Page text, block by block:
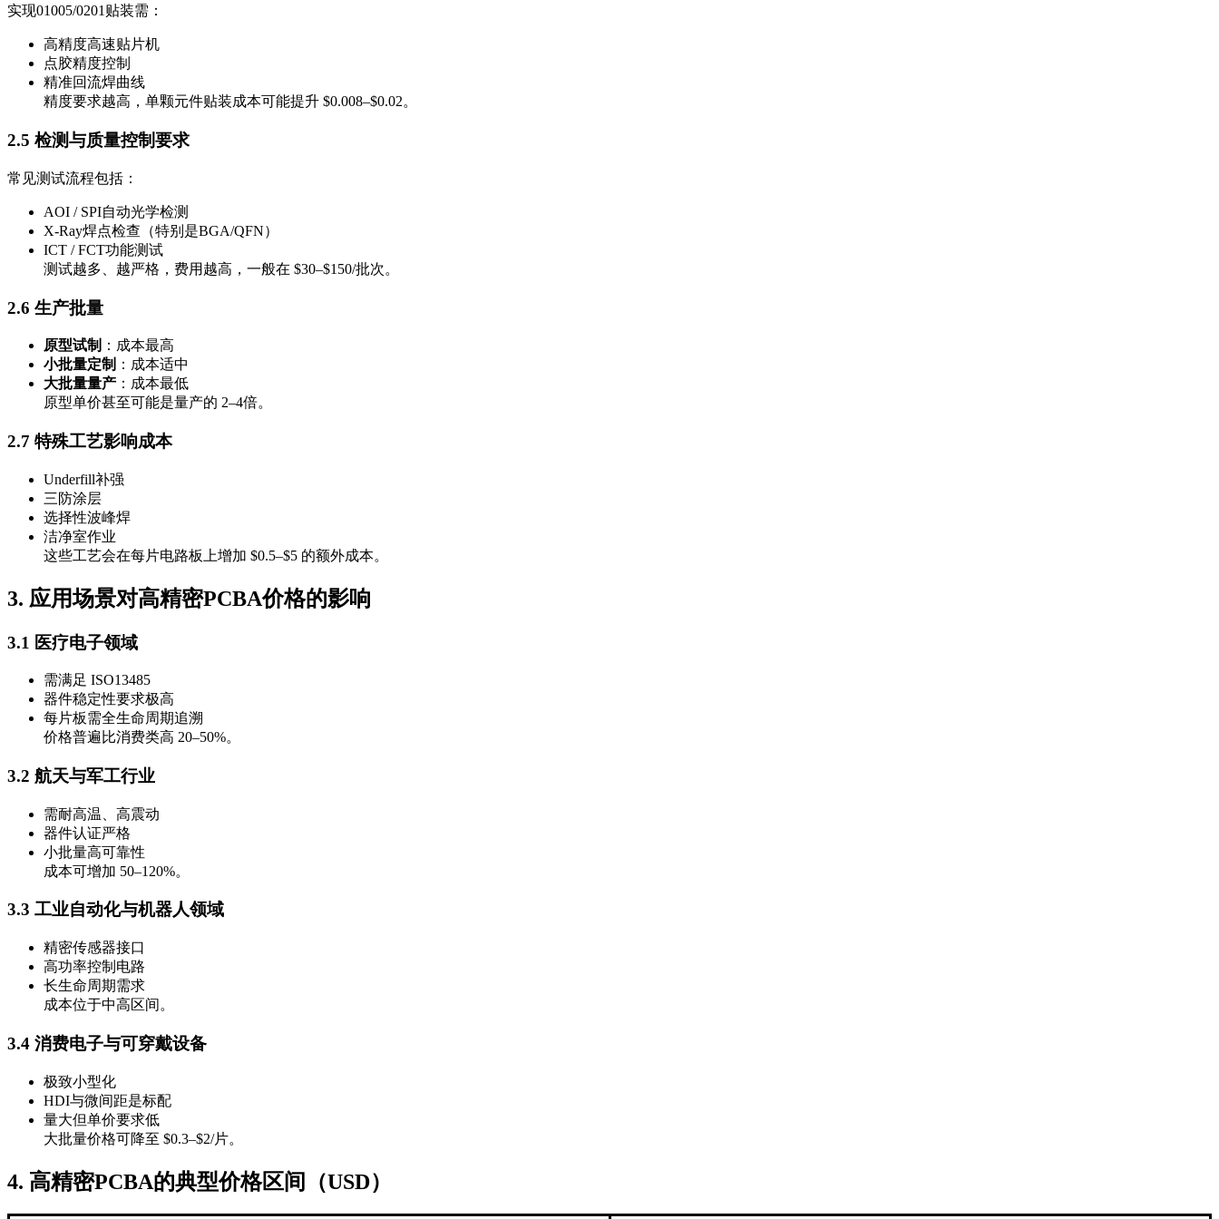
实现01005/0201贴装需：
高精度高速贴片机
点胶精度控制
精准回流焊曲线
精度要求越高，单颗元件贴装成本可能提升 $0.008–$0.02。
2.5 检测与质量控制要求
常见测试流程包括：
AOI / SPI自动光学检测
X-Ray焊点检查（特别是BGA/QFN）
ICT / FCT功能测试
测试越多、越严格，费用越高，一般在 $30–$150/批次。
2.6 生产批量
原型试制 ：成本最高
小批量定制 ：成本适中
大批量量产 ：成本最低
原型单价甚至可能是量产的 2–4倍。
2.7 特殊工艺影响成本
Underfill补强
三防涂层
选择性波峰焊
洁净室作业
这些工艺会在每片电路板上增加 $0.5–$5 的额外成本。
3. 应用场景对高精密PCBA价格的影响
3.1 医疗电子领域
需满足 ISO13485
器件稳定性要求极高
每片板需全生命周期追溯
价格普遍比消费类高 20–50%。
3.2 航天与军工行业
需耐高温、高震动
器件认证严格
小批量高可靠性
成本可增加 50–120%。
3.3 工业自动化与机器人领域
精密传感器接口
高功率控制电路
长生命周期需求
成本位于中高区间。
3.4 消费电子与可穿戴设备
极致小型化
HDI与微间距是标配
量大但单价要求低
大批量价格可降至 $0.3–$2/片。
4. 高精密PCBA的典型价格区间（USD）